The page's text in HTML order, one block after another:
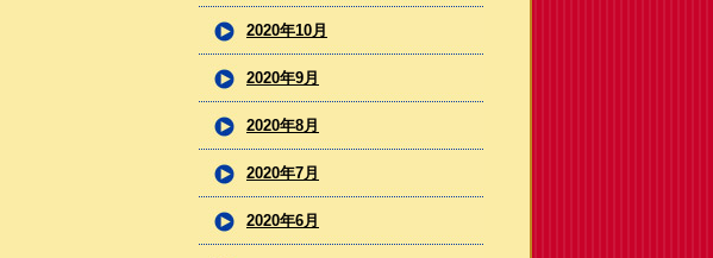
2020年10月
2020年9月
2020年8月
2020年7月
2020年6月